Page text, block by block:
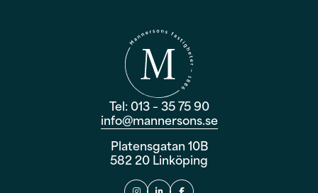
Tel: 013 – 35 75 90
info@mannersons.se
Platensgatan 10B
582 20 Linköping